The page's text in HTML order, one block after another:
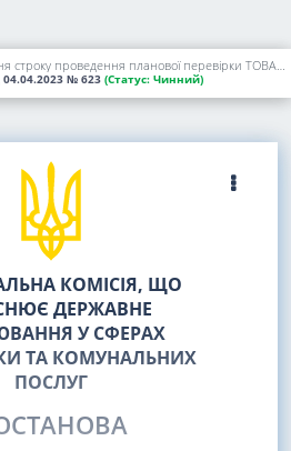
Про збільшення строку проведення планової перевірки ТОВАРИСТВА З ОБМЕЖЕНОЮ ВІДПОВІДАЛЬНІСТЮ "ІНФОКС"
04.04.2023 № 623 (Статус: Чинний)
КОМІСІЯ, ЩО
ДЕРЖАВНЕ
У СФЕРАХ
ТА КОМУНАЛЬНИХ
ПОСЛУГ